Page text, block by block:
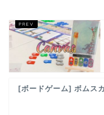
[ボードゲーム] ボムス